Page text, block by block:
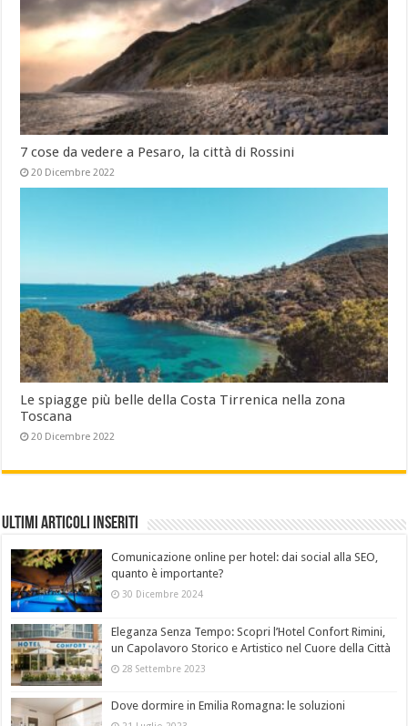
7 cose da vedere a Pesaro, la città di Rossini
20 Dicembre 2022
Le spiagge più belle della Costa Tirrenica nella zona
Toscana
20 Dicembre 2022
Ultimi Articoli Inseriti
Comunicazione online per hotel: dai social alla SEO,
quanto è importante?
30 Dicembre 2024
Eleganza Senza Tempo: Scopri l’Hotel Confort Rimini,
un Capolavoro Storico e Artistico nel Cuore della Città
28 Settembre 2023
Dove dormire in Emilia Romagna: le soluzioni